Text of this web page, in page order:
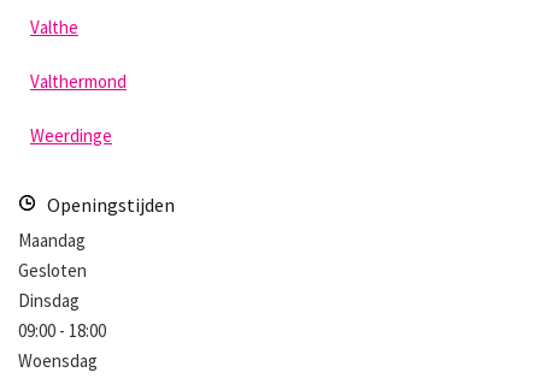
Valthe
Valthermond
Weerdinge
Openingstijden
Maandag
Gesloten
Dinsdag
09:00 - 18:00
Woensdag